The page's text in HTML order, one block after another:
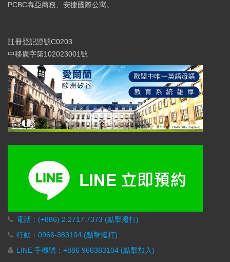
PCBC犇亞商務、安捷國際公寓。
註冊登記證號C0203
中移廣字第102023001號
電話：(+886) 2.2717.7373 (點擊撥打)
行動：0966-383104 (點擊撥打)
LINE 手機號：+886 966383104 (點擊加入)